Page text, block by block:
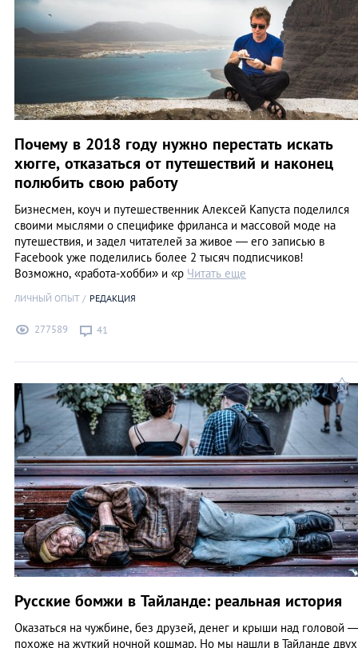
Почему в 2018 году нужно перестать искать
хюгге, отказаться от путешествий и наконец
полюбить свою работу
Бизнесмен, коуч и путешественник Алексей Капуста поделился
своими мыслями о специфике фриланса и массовой моде на
путешествия, и задел читателей за живое — его записью в
Facebook уже поделились более 2 тысяч подписчиков!
Возможно, «работа-хобби» и «р Читать еще
ЛИЧНЫЙ ОПЫТ РЕДАКЦИЯ
277589 41
Русские бомжи в Тайланде: реальная история
Оказаться на чужбине, без друзей, денег и крыши над головой
похоже на жуткий ночной кошмар. Но мы нашли в Тайланде двух